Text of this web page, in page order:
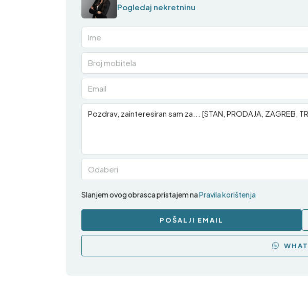
Pogledaj nekretninu
Odaberi
Slanjem ovog obrasca pristajem naPravila korištenja
POŠALJI EMAIL